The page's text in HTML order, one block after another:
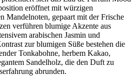
eröffnet mit würzigen
Mandelnoten, gepaart mit der Frische
verführen blumige Akzente aus
arabischen Jasmin und
zur blumigen Süße bestehen die
Tonkabohne, herbem Kakao,
Sandelholz, die den Duft zu
abrunden.